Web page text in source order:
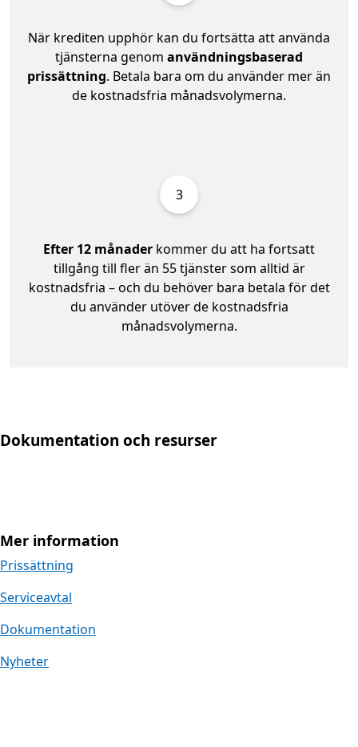
När krediten upphör kan du fortsätta att använda
tjänsterna genom användningsbaserad
prissättning. Betala bara om du använder mer än
de kostnadsfria månadsvolymerna.
3
Efter 12 månader kommer du att ha fortsatt
tillgång till fler än 55 tjänster som alltid är
kostnadsfria – och du behöver bara betala för det
du använder utöver de kostnadsfria
månadsvolymerna.
Dokumentation och resurser
Mer information
Prissättning
Serviceavtal
Dokumentation
Nyheter